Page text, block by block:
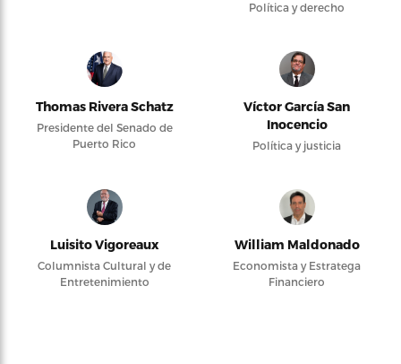
Política y derecho
Thomas Rivera Schatz
Presidente del Senado de
Puerto Rico
Víctor García San
Inocencio
Política y justicia
Luisito Vigoreaux
Columnista Cultural y de
Entretenimiento
William Maldonado
Economista y Estratega
Financiero